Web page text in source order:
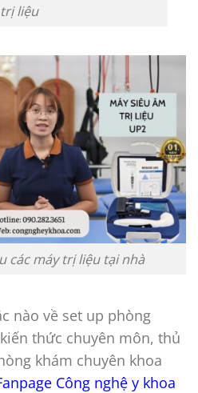
trị liệu
các máy trị liệu tại nhà
nào về set up phòng
thức chuyên môn, thủ
khám chuyên khoa
Công nghệ y khoa